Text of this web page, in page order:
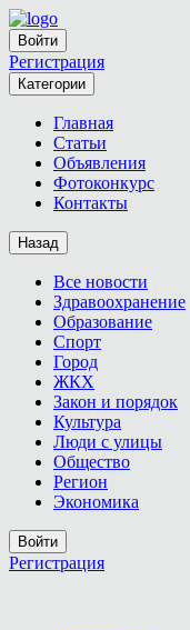
Войти
Регистрация
Категории
Главная
Статьи
Объявления
Фотоконкурс
Контакты
Назад
Все новости
Здравоохранение
Образование
Спорт
Город
ЖКХ
Закон и порядок
Культура
Люди с улицы
Общество
Регион
Экономика
Войти
Регистрация